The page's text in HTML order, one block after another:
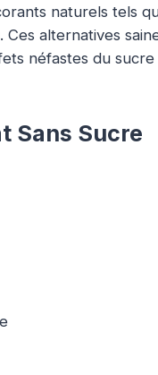
naturels tels
alternatives
néfastes du sucre
Sans Sucre